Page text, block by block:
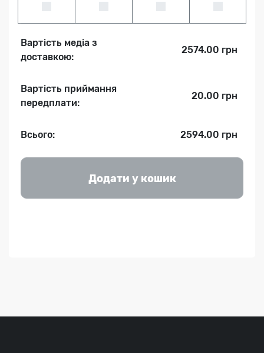
Вартість медіа з
доставкою:
2574.00 грн
Вартість приймання
передплати:
20.00 грн
Всього: 2594.00 грн
Додати у кошик